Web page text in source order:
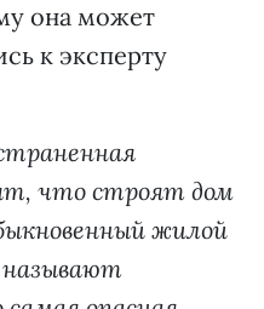
она может
к эксперту
что строят дом
жилой
называют